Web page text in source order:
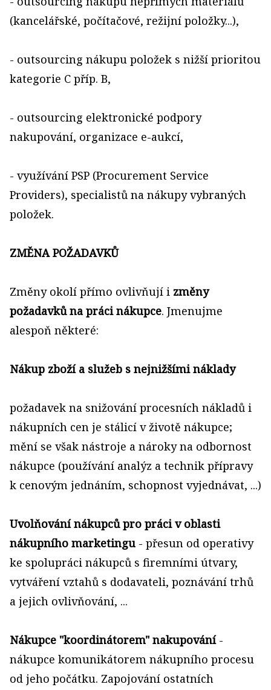
(kancelářské, počítačové, režijní položky...),
- outsourcing nákupu položek s nižší prioritou
kategorie C příp. B,
- outsourcing elektronické podpory
nakupování, organizace e-aukcí,
- využívání PSP (Procurement Service
Providers), specialistů na nákupy vybraných
položek.
ZMĚNA POŽADAVKŮ
Změny okolí přímo ovlivňují i změny
požadavků na práci nákupce. Jmenujme
alespoň některé:
Nákup zboží a služeb s nejnižšími náklady
požadavek na snižování procesních nákladů i
nákupních cen je stálicí v životě nákupce;
mění se však nástroje a nároky na odbornost
nákupce (používání analýz a technik přípravy
k cenovým jednáním, schopnost vyjednávat, ...)
Uvolňování nákupců pro práci v oblasti
nákupního marketingu - přesun od operativy
ke spolupráci nákupců s firemními útvary,
vytváření vztahů s dodavateli, poznávání trhů
a jejich ovlivňování, ...
Nákupce "koordinátorem" nakupování-
nákupce komunikátorem nákupního procesu
od jeho počátku. Zapojování ostatních